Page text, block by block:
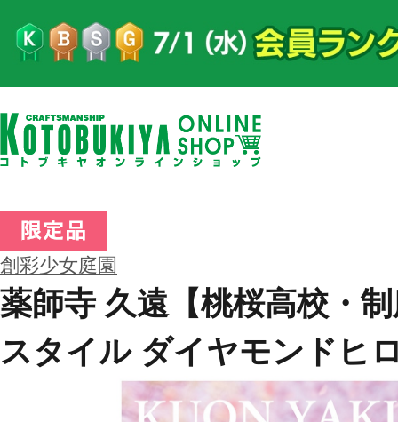
創彩少女庭園
薬師寺 久遠【桃桜高校・
スタイル ダイヤモンドヒ